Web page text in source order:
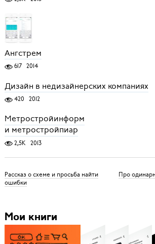
Ангстрем
617 2014
Дизайн в недизайнерских компаниях
420 2012
Метростройинформ
и метростройпиар
2,5K 2013
Рассказ о схеме и просьба найти
ошибки
Про
Мои книги